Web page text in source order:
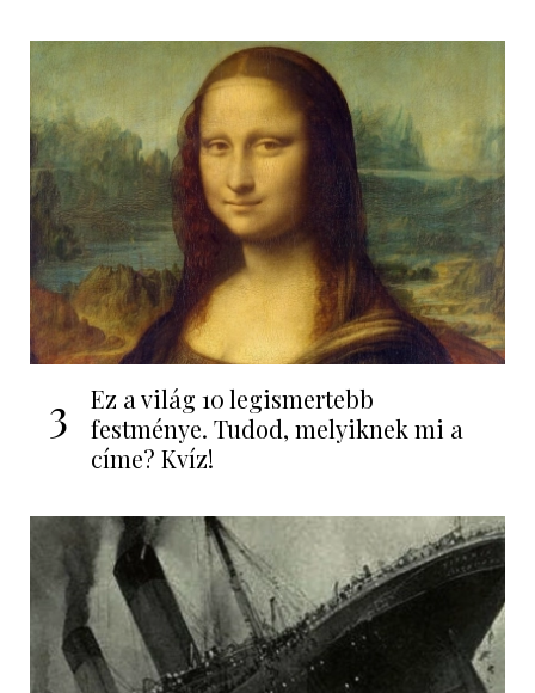
3
Ez a világ 10 legismertebb
festménye. Tudod, melyiknek mi a
címe? Kvíz!